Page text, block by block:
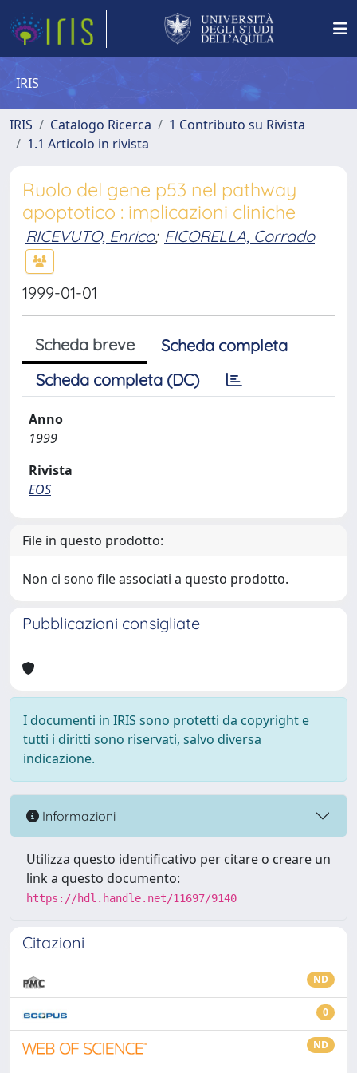
IRIS
IRIS Catalogo Ricerca
1 Contributo su Rivista
1.1 Articolo in rivista
Ruolo del gene p53 nel pathway
apoptotico : implicazioni cliniche
RICEVUTO, Enrico; FICORELLA, Corrado
1999-01-01
Scheda breve
Scheda completa
Scheda completa (DC)
Anno
1999
Rivista
EOS
File in questo prodotto:
Non ci sono file associati a questo prodotto.
Pubblicazioni consigliate
I documenti in IRIS sono protetti da copyright e
tutti i diritti sono riservati, salvo diversa
indicazione.
Informazioni
Utilizza questo identificativo per citare o creare un
link a questo documento:
https://hdl.handle.net/11697/9140
Citazioni
ND
0
ND